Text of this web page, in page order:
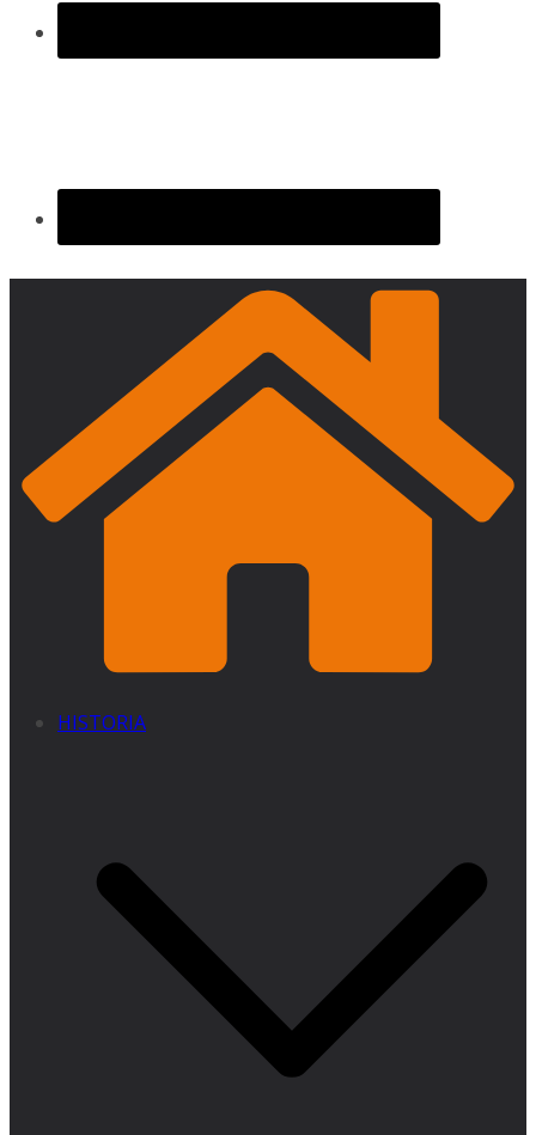
HISTORIA